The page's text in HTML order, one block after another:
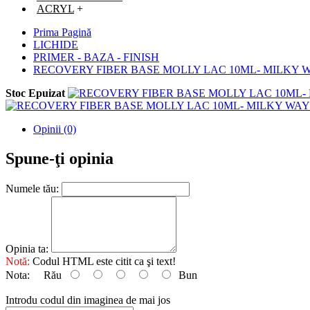
ACRYL +
Prima Pagină
LICHIDE
PRIMER - BAZA - FINISH
RECOVERY FIBER BASE MOLLY LAC 10ML- MILKY
Stoc Epuizat
Opinii (0)
Spune-ţi opinia
Numele tău:
Opinia ta:
Notă: Codul HTML este citit ca şi text!
Nota: Rău Bun
Introdu codul din imaginea de mai jos